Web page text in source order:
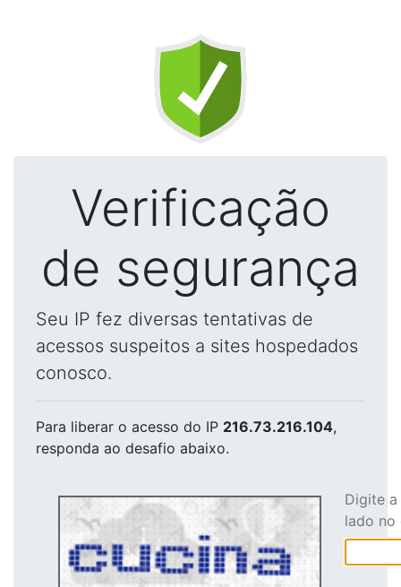
Verificação
de segurança
Seu IP fez diversas tentativas de
acessos suspeitos a sites hospedados
conosco.
Para liberar o acesso do IP 216.73.216.104,
responda ao desafio abaixo.
Digite
lado no